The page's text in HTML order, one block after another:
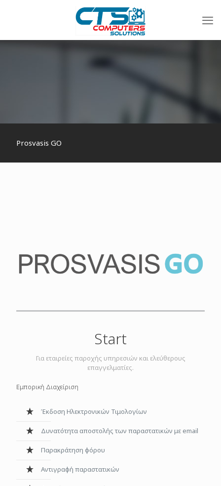
Prosvasis GO
Start
Για εταιρείες παροχής υπηρεσιών και ελεύθερους
επαγγελματίες.
Εμπορική Διαχείριση
Έκδοση Ηλεκτρονικών Τιμολογίων
Δυνατότητα αποστολής των παραστατικών με email
Παρακράτηση φόρου
Αντιγραφή παραστατικών